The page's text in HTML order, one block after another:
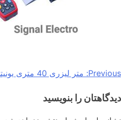
Previous: متر لیزری 40 متری یونیتی UNI-T LM40
دیدگاهتان را بنویسید